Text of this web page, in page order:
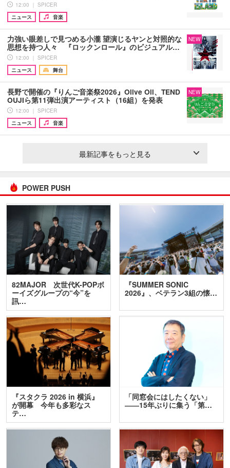
12:00 ｜ SPICER
ニュース
音楽
力強い眼差しで見つめる小瀧 望演じるヤンと対照的な
思想を持つ人々 『ロックンロール』のビジュアル…
12:00 ｜ SPICER
ニュース
舞台
NEW
長野で開催の『りんご音楽祭2026』Olive Oil、TEND
OUJIら第11弾出演アーティスト（16組）を発表
12:00 ｜ SPICER
ニュース
音楽
NEW
最新記事をもっと見る
POWER PUSH
82MAJOR 次世代K-POPボ
ーイズグループの“今”を
訊…
『SUMMER SONIC
2026』、ベテラン3組の懐…
『スタクラ 2026 in 横浜』
が開幕 今年も多彩なス
テ…
「同窓会にはしたくない」
――15年ぶりに集う「第…